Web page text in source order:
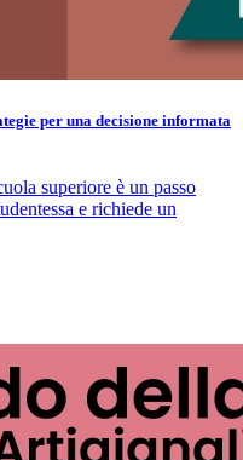
per una decisione informata
superiore è un passo
e richiede un